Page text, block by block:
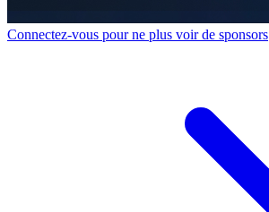
Connectez-vous pour ne plus voir de sponsors